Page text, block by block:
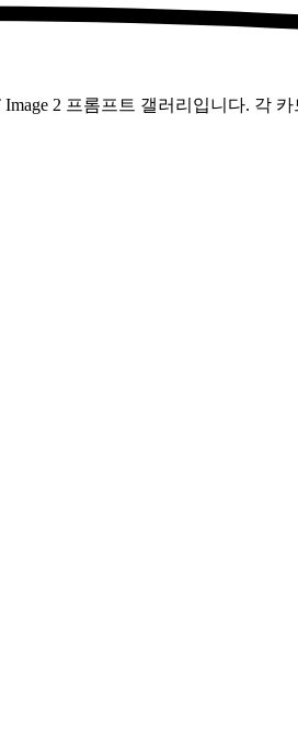
2 프롬프트 갤러리입니다. 각